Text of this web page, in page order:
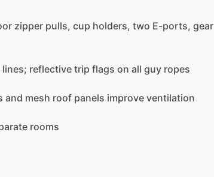
zipper pulls, cup holders, two E-ports, gear
lines; reflective trip flags on all guy ropes
and mesh roof panels improve ventilation
rooms